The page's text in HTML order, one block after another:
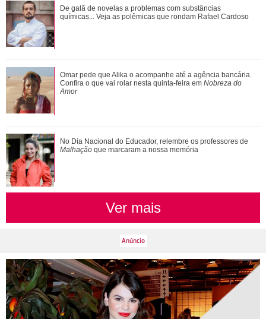
Ariana Grande anuncia pausa na carreira após críticas ao
corpo
Agrado e Eduarda são prejudicadas pela proximidade com
João Raul. Saiba o que vai acontece...
De galã de novelas a problemas com substâncias
químicas... Veja as polêmicas que rondam Rafael Cardoso
Omar pede que Alika o acompanhe até a agência bancária.
Confira o que vai rolar nesta quinta-feira em Nobreza do
Amor
No Dia Nacional do Educador, relembre os professores de
Malhação que marcaram a nossa memória
Ver mais